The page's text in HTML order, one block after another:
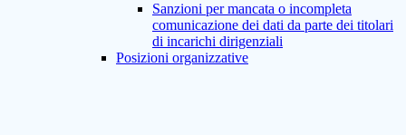
Sanzioni per mancata o incompleta
comunicazione dei dati da parte dei titolari
di incarichi dirigenziali
Posizioni organizzative